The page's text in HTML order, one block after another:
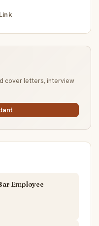
cover letters, interview
Employee